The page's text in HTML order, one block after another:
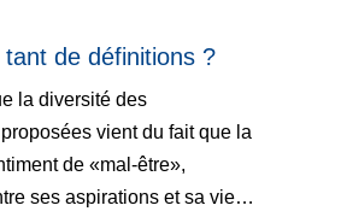
de définitions ?
la diversité des
vient du fait que la
de «mal-être»,
ses aspirations et sa vie…